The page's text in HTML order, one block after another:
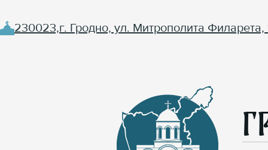
230023,г. Гродно, ул. Митрополита Филарета,